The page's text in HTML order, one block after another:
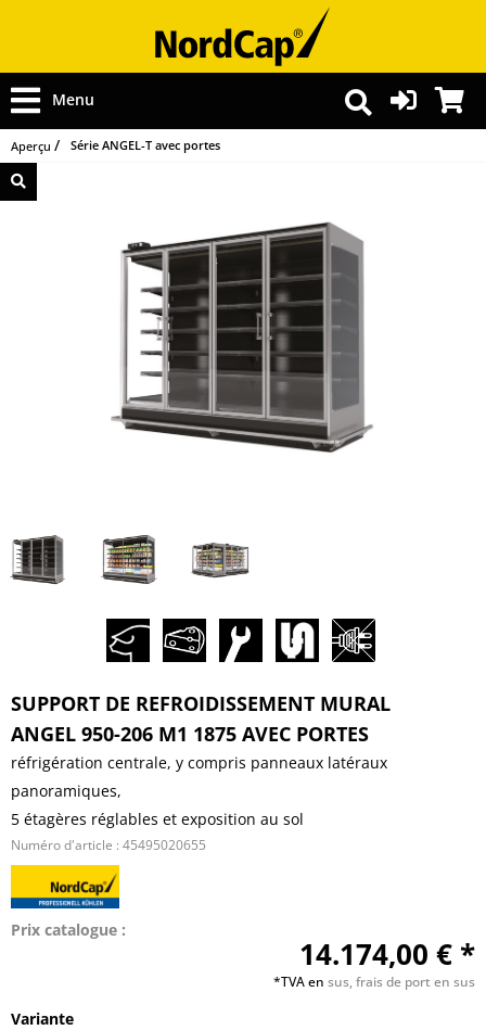
Menu
Aperçu Série ANGEL-T avec portes
SUPPORT DE REFROIDISSEMENT MURAL
ANGEL 950-206 M1 1875 AVEC PORTES
réfrigération centrale, y compris panneaux latéraux
panoramiques,
5 étagères réglables et exposition au sol
Numéro d'article : 45495020655
Prix catalogue :
14.174,00 € *
*TVA en sus, frais de port en sus
Variante